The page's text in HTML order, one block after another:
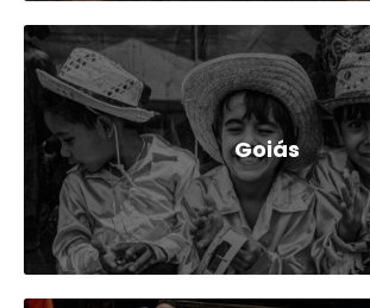
Goiás